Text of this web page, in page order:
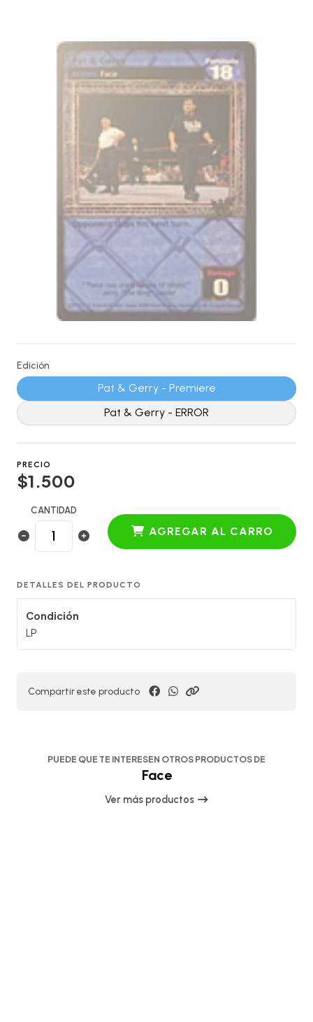
Edición
Pat & Gerry - Premiere
Pat & Gerry - ERROR
PRECIO
$1.500
CANTIDAD
AGREGAR AL CARRO
DETALLES DEL PRODUCTO
Condición
LP
Compartir este producto
PUEDE QUE TE INTERESEN OTROS PRODUCTOS DE
Face
Ver más productos